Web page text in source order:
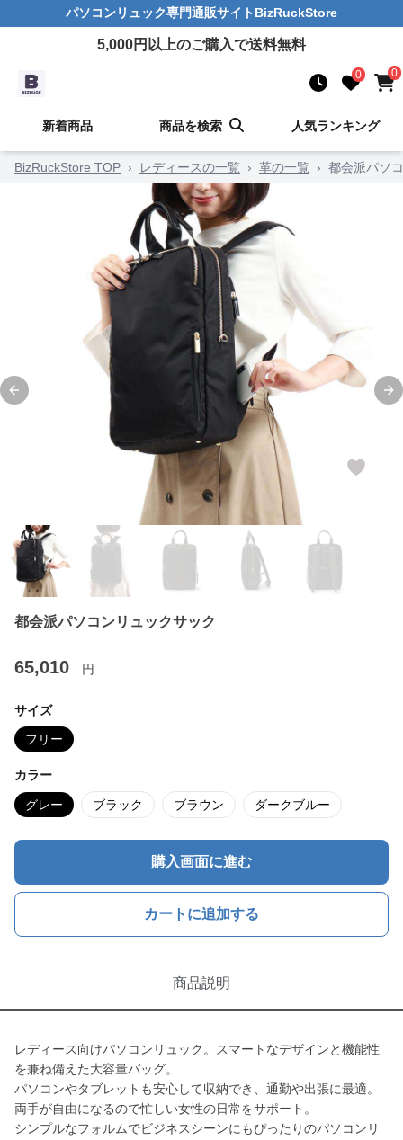
パソコンリュック専門通販サイト BizRuckStore
5,000円以上のご購入で送料無料
0 0
新着商品 商品を検索 人気ランキング
BizRuckStore TOP › レディースの一覧 › 革の一覧 › 都会派パソ
Previous slide
都会派パソコンリュックサック
65,010 円
サイズ
フリー
カラー
グレー ブラック ブラウン ダークブルー
購入画面に進む
カートに追加する
商品説明
レディース向けパソコンリュック。スマートなデザインと機能性
を兼ね備えた大容量バッグ。
パソコンやタブレットも安心して収納でき、通勤や出張に最適。
両手が自由になるので忙しい女性の日常をサポート。
シンプルなフォルムでビジネスシーンにもぴったりのパソコンリ